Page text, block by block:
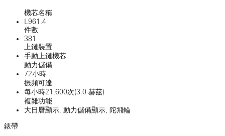
機芯名稱
L961.4
件數
381
上鏈裝置
手動上鏈機芯
動力儲備
72小時
振頻可達
每小時21,600次(3.0 赫茲)
複雜功能
大日曆顯示, 動力儲備顯示, 陀飛輪
錶帶